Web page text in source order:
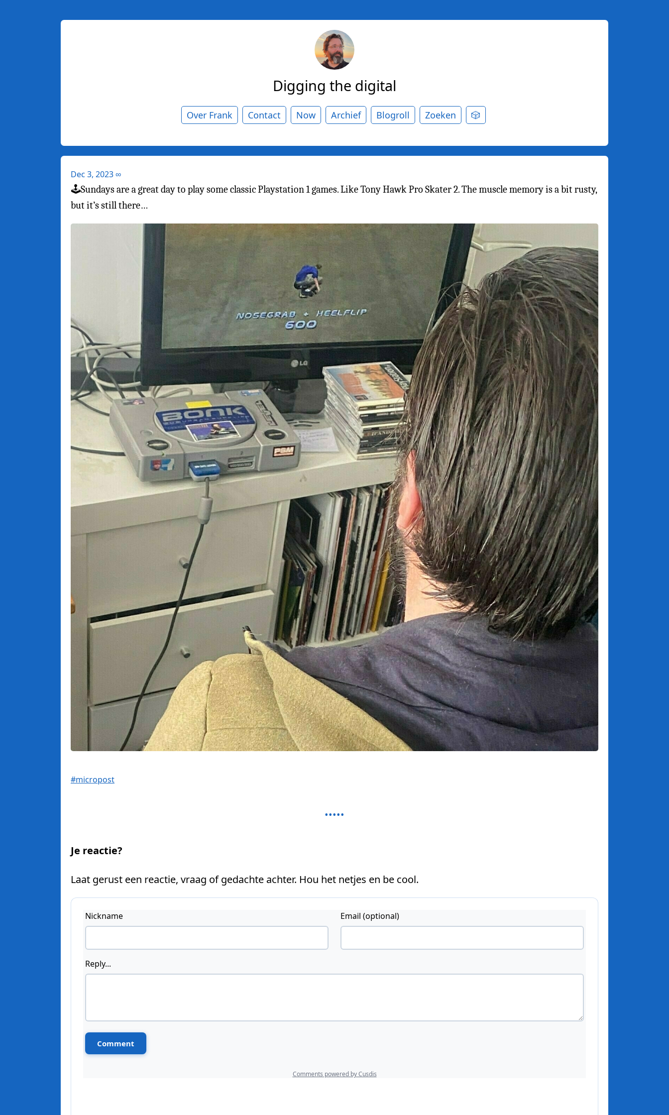
Digging the digital
Over Frank Contact Now Archief Blogroll Zoeken 🎲
Dec 3, 2023∞
🕹️Sundays are a great day to play some classic Playstation 1 games. Like Tony Hawk Pro Skater 2. The muscle memory is a bit rusty,
but it’s still there…
#micropost
Je reactie?
Laat gerust een reactie, vraag of gedachte achter. Hou het netjes en be cool.